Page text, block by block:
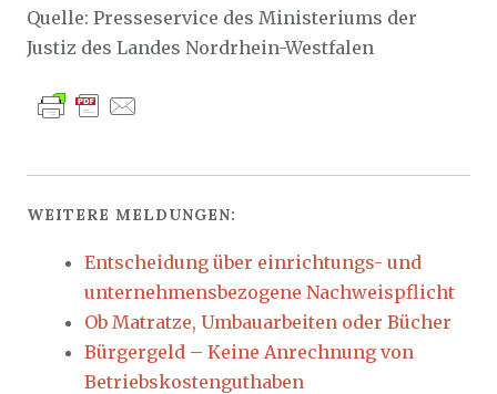
Quelle: Presseservice des Ministeriums der
Justiz des Landes Nordrhein-Westfalen
WEITERE MELDUNGEN:
Entscheidung über einrichtungs- und
unternehmensbezogene Nachweispflicht
Ob Matratze, Umbauarbeiten oder Bücher
Bürgergeld – Keine Anrechnung von
Betriebskostenguthaben